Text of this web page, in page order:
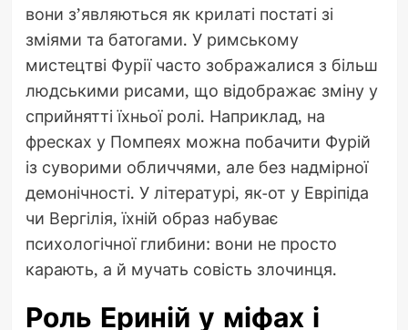
вони з’являються як крилаті постаті зі
зміями та батогами. У римському
мистецтві Фурії часто зображалися з більш
людськими рисами, що відображає зміну у
сприйнятті їхньої ролі. Наприклад, на
фресках у Помпеях можна побачити Фурій
із суворими обличчями, але без надмірної
демонічності. У літературі, як-от у Евріпіда
чи Вергілія, їхній образ набуває
психологічної глибини: вони не просто
карають, а й мучать совість злочинця.
Роль Ериній у міфах і